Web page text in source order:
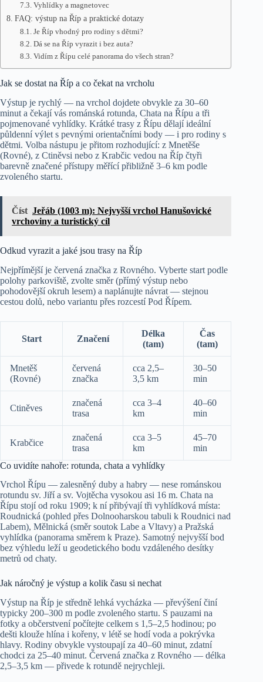
Vyhlídky a magnetovec
FAQ: výstup na Říp a praktické dotazy
Je Říp vhodný pro rodiny s dětmi?
Dá se na Říp vyrazit i bez auta?
Vidím z Řípu celé panorama do všech stran?
Jak se dostat na Říp a co čekat na vrcholu
Výstup je rychlý — na vrchol dojdete obvykle za 30–60
minut a čekají vás románská rotunda, Chata na Řípu a tři
pojmenované vyhlídky. Krátké trasy z Řípu dělají ideální
půldenní výlet s pevnými orientačními body — i pro rodiny s
dětmi. Volba nástupu je přitom rozhodující: z Mnetěše
(Rovné), z Ctiněvsi nebo z Krabčic vedou na Říp čtyři
barevně značené přístupy měřící přibližně 3–6 km podle
zvoleného startu.
Číst Jeřáb (1003 m): Nejvyšší vrchol Hanušovické
vrchoviny a turistický cíl
Odkud vyrazit a jaké jsou trasy na Říp
Nejpřímější je červená značka z Rovného. Vyberte start podle
polohy parkoviště, zvolte směr (přímý výstup nebo
pohodovější okruh lesem) a naplánujte návrat — stejnou
cestou dolů, nebo variantu přes rozcestí Pod Řípem.
Start Značení
Délka
(tam)
Čas
(tam)
Mnetěš
(Rovné)
červená
značka
cca 2,5–
3,5 km
30–50
min
Ctiněves
značená
trasa
cca 3–4
km
40–60
min
Krabčice
značená
trasa
cca 3–5
km
45–70
min
Co uvidíte nahoře: rotunda, chata a vyhlídky
Vrchol Řípu — zalesněný duby a habry — nese románskou
rotundu sv. Jiří a sv. Vojtěcha vysokou asi 16 m. Chata na
Řípu stojí od roku 1909; k ní přibývají tři vyhlídková místa:
Roudnická (pohled přes Dolnooharskou tabuli k Roudnici nad
Labem), Mělnická (směr soutok Labe a Vltavy) a Pražská
vyhlídka (panorama směrem k Praze). Samotný nejvyšší bod
bez výhledu leží u geodetického bodu vzdáleného desítky
metrů od chaty.
Jak náročný je výstup a kolik času si nechat
Výstup na Říp je středně lehká vycházka — převýšení činí
typicky 200–300 m podle zvoleného startu. S pauzami na
fotky a občerstvení počítejte celkem s 1,5–2,5 hodinou; po
dešti klouže hlína i kořeny, v létě se hodí voda a pokrývka
hlavy. Rodiny obvykle vystoupají za 40–60 minut, zdatní
chodci za 25–40 minut. Červená značka z Rovného — délka
2,5–3,5 km — přivede k rotundě nejrychleji.